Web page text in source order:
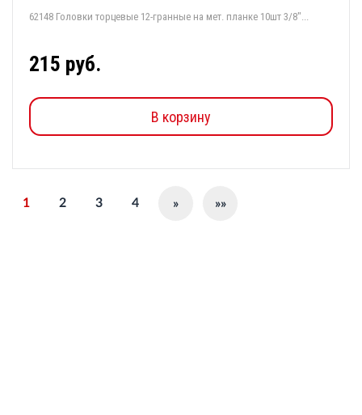
62148 Головки торцевые 12-гранные на мет. планке 10шт 3/8"...
215 руб.
В корзину
1 2 3 4 » »»